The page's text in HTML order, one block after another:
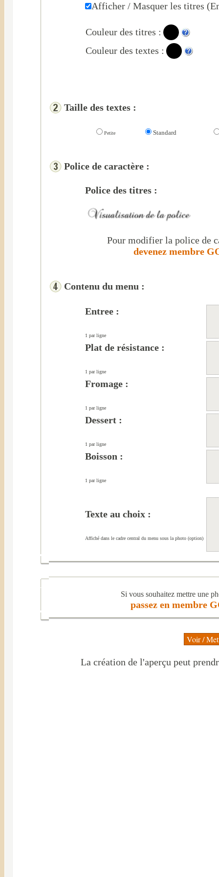
Afficher / Masquer les titres
Couleur des titres :
Couleur des textes :
Taille des textes :
Petite Standard
Police de caractère :
Police des titres :
Pour modifier la police de
devenez membre
Contenu du menu :
Entree :
1 par ligne
Plat de résistance :
1 par ligne
Fromage :
1 par ligne
Dessert :
1 par ligne
Boisson :
1 par ligne
Texte au choix :
Affiché dans le cadre central du menu sous la photo (option)
Si vous souhaitez mettre une
passez en membre
La création de l'aperçu peut